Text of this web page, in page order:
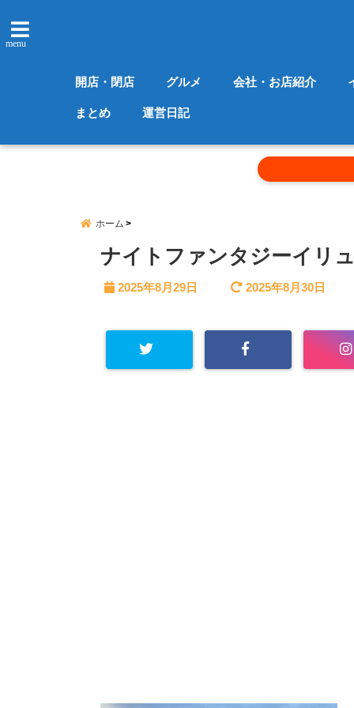
menu
開店・閉店 グルメ 会社・お店紹介
まとめ 運営日記
ホーム
ナイトファンタジーイリ
2025年8月29日 2025年8月30日